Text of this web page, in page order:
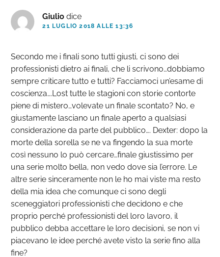
lettore
Giulio dice
21 LUGLIO 2018 ALLE 13:36
Secondo me i finali sono tutti giusti, ci sono dei
professionisti dietro ai finali, che li scrivono…dobbiamo
sempre criticare tutto e tutti? Facciamoci un’esame di
coscienza….Lost tutte le stagioni con storie contorte
piene di mistero…volevate un finale scontato? No, e
giustamente lasciano un finale aperto a qualsiasi
considerazione da parte del pubblico…. Dexter: dopo la
morte della sorella se ne va fingendo la sua morte
così nessuno lo può cercare…finale giustissimo per
una serie molto bella, non vedo dove sia l’errore. Le
altre serie sinceramente non le ho mai viste ma resto
della mia idea che comunque ci sono degli
sceneggiatori professionisti che decidono e che
proprio perché professionisti del loro lavoro, il
pubblico debba accettare le loro decisioni, se non vi
piacevano le idee perché avete visto la serie fino alla
fine?